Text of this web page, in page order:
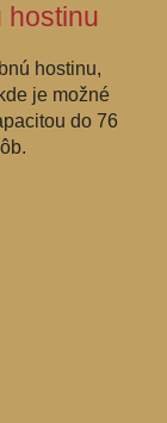
hostinu
hostinu,
je možné
do 76